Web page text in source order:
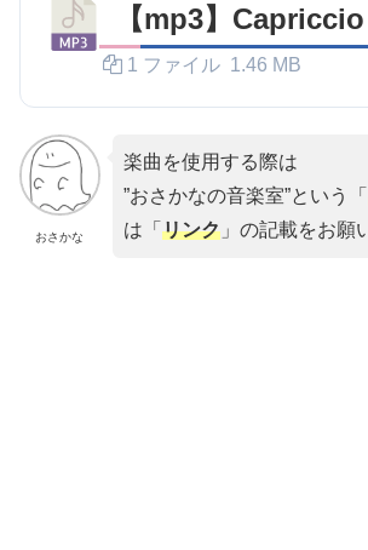
ー
【mp3】Capriccio
1 ファイル 1.46 MB
おさかな
楽曲を使用する際は
”おさかなの音楽室”という「
は「 リンク」の記載をお願